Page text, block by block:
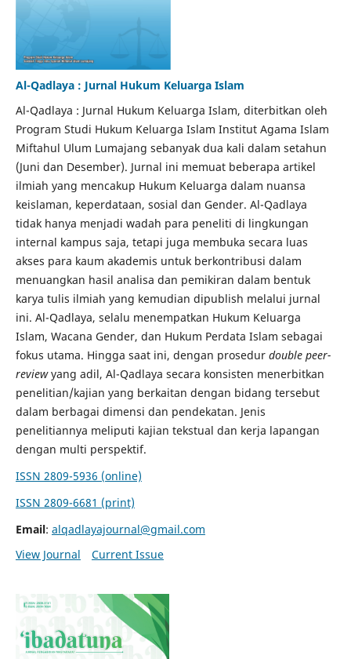
Al-Qadlaya : Jurnal Hukum Keluarga Islam
Al-Qadlaya : Jurnal Hukum Keluarga Islam, diterbitkan oleh
Program Studi Hukum Keluarga Islam Institut Agama Islam
Miftahul Ulum Lumajang sebanyak dua kali dalam setahun
(Juni dan Desember). Jurnal ini memuat beberapa artikel
ilmiah yang mencakup Hukum Keluarga dalam nuansa
keislaman, keperdataan, sosial dan Gender. Al-Qadlaya
tidak hanya menjadi wadah para peneliti di lingkungan
internal kampus saja, tetapi juga membuka secara luas
akses para kaum akademis untuk berkontribusi dalam
menuangkan hasil analisa dan pemikiran dalam bentuk
karya tulis ilmiah yang kemudian dipublish melalui jurnal
ini. Al-Qadlaya, selalu menempatkan Hukum Keluarga
Islam, Wacana Gender, dan Hukum Perdata Islam sebagai
fokus utama. Hingga saat ini, dengan prosedur double peer-
reviewyang adil, Al-Qadlaya secara konsisten menerbitkan
penelitian/kajian yang berkaitan dengan bidang tersebut
dalam berbagai dimensi dan pendekatan. Jenis
penelitiannya meliputi kajian tekstual dan kerja lapangan
dengan multi perspektif.
ISSN 2809-5936 (online)
ISSN 2809-6681 (print)
Email: alqadlayajournal@gmail.com
View Journal
Current Issue